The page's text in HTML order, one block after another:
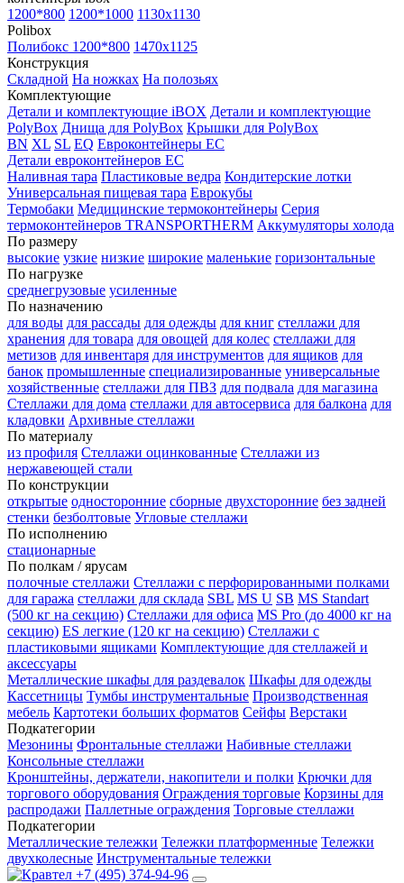
1200*800 1200*1000 1130x1130
Polibox
Полибокс 1200*800 1470х1125
Конструкция
Складной На ножках На полозьях
Комплектующие
Детали и комплектующие iBOX Детали и комплектующие
PolyBox Днища для PolyBox Крышки для PolyBox
BN XL SL EQ Евроконтейнеры EC
Детали евроконтейнеров EC
Наливная тара Пластиковые ведра Кондитерские лотки
Универсальная пищевая тара Еврокубы
Термобаки Медицинские термоконтейнеры Серия
термоконтейнеров TRANSPORTHERM Аккумуляторы холода
По размеру
высокие узкие низкие широкие маленькие горизонтальные
По нагрузке
среднегрузовые усиленные
По назначению
для воды для рассады для одежды для книг стеллажи для
хранения для товара для овощей для колес стеллажи для
метизов для инвентаря для инструментов для ящиков для
банок промышленные специализированные универсальные
хозяйственные стеллажи для ПВЗ для подвала для магазина
Стеллажи для дома стеллажи для автосервиса для балкона для
кладовки Архивные стеллажи
По материалу
из профиля Стеллажи оцинкованные Стеллажи из
нержавеющей стали
По конструкции
открытые односторонние сборные двухсторонние без задней
стенки безболтовые Угловые стеллажи
По исполнению
стационарные
По полкам / ярусам
полочные стеллажи Стеллажи с перфорированными полками
для гаража стеллажи для склада SBL MS U SB MS Standart
(500 кг на секцию) Стеллажи для офиса MS Pro (до 4000 кг на
секцию) ES легкие (120 кг на секцию) Стеллажи с
пластиковыми ящиками Комплектующие для стеллажей и
аксессуары
Металлические шкафы для раздевалок Шкафы для одежды
Кассетницы Тумбы инструментальные Производственная
мебель Картотеки больших форматов Сейфы Верстаки
Подкатегории
Мезонины Фронтальные стеллажи Набивные стеллажи
Консольные стеллажи
Кронштейны, держатели, накопители и полки Крючки для
торгового оборудования Ограждения торговые Корзины для
распродажи Паллетные ограждения Торговые стеллажи
Подкатегории
Металлические тележки Тележки платформенные Тележки
двухколесные Инструментальные тележки
+7 (495) 374-94-96